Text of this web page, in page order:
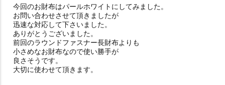
今回のお財布はパールホワイトにしてみました。
お問い合わせさせて頂きましたが
迅速な対応して下さいました。
ありがとうございました。
前回のラウンドファスナー長財布よりも
小さめなお財布なので使い勝手が
良さそうです。
大切に使わせて頂きます。